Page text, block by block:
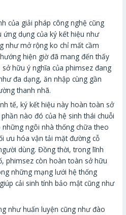
của giải pháp công nghệ cũng
dụng của ký kết hiệu như
như mở rộng ko chỉ mất cầm
hiện giờ đã mang đến thấy
hữu ý nghĩa của phimsez đang
đa dạng, ăn nhập cùng gần
thanh nhã.
tế, ký kết hiệu này hoàn toàn sở
nào đó của hệ sinh thái chuỗi
ngôi nhà thống chữa theo
ưu hóa vận tải mặt đường cỗ
dùng. Đồng thời, trong lĩnh
phimsez còn hoàn toàn sở hữu
những mạng lưới hệ thống
cải sinh tính bảo mật cũng như
như huấn luyện cũng như đào